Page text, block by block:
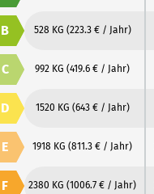
B 528 KG (223.3 € / Jahr)
C 992 KG (419.6 € / Jahr)
D 1520 KG (643 € / Jahr)
E 1918 KG (811.3 € / Jahr)
F 2380 KG (1006.7 € / Jahr)